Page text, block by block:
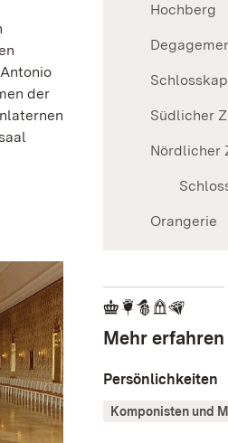
der
Hochberg
Südlicher
Nördlicher
Orangerie
Mehr erfahren
Persönlichkeiten
Komponisten und